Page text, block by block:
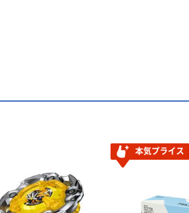
本気プライス